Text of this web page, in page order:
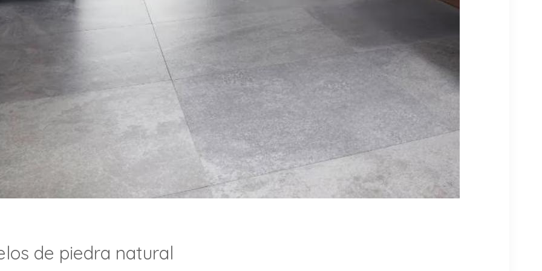
de piedra natural